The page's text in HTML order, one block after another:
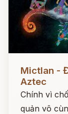
Mictlan -
Aztec
Chính vì
quản vô